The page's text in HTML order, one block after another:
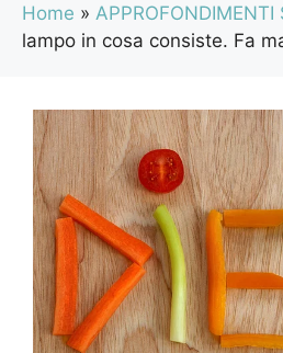
Home »
lampo in cosa consiste. Fa